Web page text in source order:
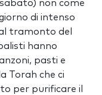
non come
di intenso
tramonto del
hanno
pasti e
Torah che ci
per purificare il